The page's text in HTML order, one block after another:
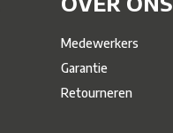
Medewerkers
Garantie
Retourneren